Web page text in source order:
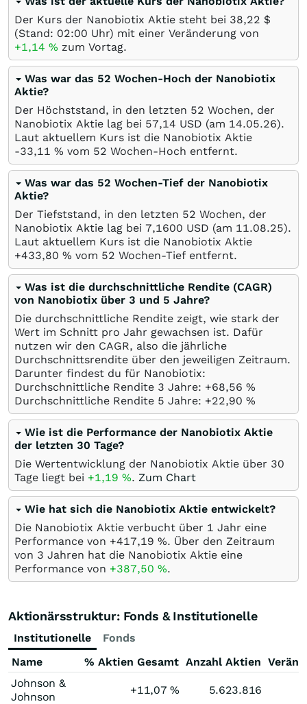
Der Kurs der Nanobiotix Aktie steht bei 38,22 $
(Stand: 02:00 Uhr) mit einer Veränderung von
+1,14 % zum Vortag.
Was war das 52 Wochen-Hoch der Nanobiotix
Aktie?
Der Höchststand, in den letzten 52 Wochen, der
Nanobiotix Aktie lag bei 57,14 USD (am 14.05.26).
Laut aktuellem Kurs ist die Nanobiotix Aktie
-33,11 % vom 52 Wochen-Hoch entfernt.
Was war das 52 Wochen-Tief der Nanobiotix
Aktie?
Der Tiefststand, in den letzten 52 Wochen, der
Nanobiotix Aktie lag bei 7,1600 USD (am 11.08.25).
Laut aktuellem Kurs ist die Nanobiotix Aktie
+433,80 % vom 52 Wochen-Tief entfernt.
Was ist die durchschnittliche Rendite (CAGR)
von Nanobiotix über 3 und 5 Jahre?
Die durchschnittliche Rendite zeigt, wie stark der
Wert im Schnitt pro Jahr gewachsen ist. Dafür
nutzen wir den CAGR, also die jährliche
Durchschnittsrendite über den jeweiligen Zeitraum.
Darunter findest du für Nanobiotix:
Durchschnittliche Rendite 3 Jahre: +68,56 %
Durchschnittliche Rendite 5 Jahre: +22,90 %
Wie ist die Performance der Nanobiotix Aktie
der letzten 30 Tage?
Die Wertentwicklung der Nanobiotix Aktie über 30
Tage liegt bei +1,19 %. Zum Chart
Wie hat sich die Nanobiotix Aktie entwickelt?
Die Nanobiotix Aktie verbucht über 1 Jahr eine
Performance von +417,19 %. Über den Zeitraum
von 3 Jahren hat die Nanobiotix Aktie eine
Performance von +387,50 %.
Aktionärsstruktur: Fonds & Institutionelle
Institutionelle
Fonds
Name
% Aktien Gesamt Anzahl Aktien
Johnson &
Johnson
+11,07% 5.623.816